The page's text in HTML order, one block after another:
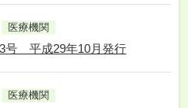
医療機関
号 平成29年10月発行
医療機関